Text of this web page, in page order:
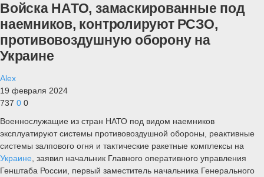
Войска НАТО, замаскированные под
наемников, контролируют РСЗО,
противовоздушную оборону на
Украине
Alex
19 февраля 2024
737 0 0
Военнослужащие из стран НАТО под видом наемников
эксплуатируют системы противовоздушной обороны, реактивные
системы залпового огня и тактические ракетные комплексы на
Украине , заявил начальник Главного оперативного управления
Генштаба России, первый заместитель начальника Генерального